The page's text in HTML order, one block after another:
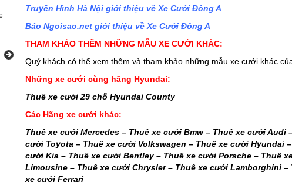
Truyền Hình Hà Nội giới thiệu về Xe Cưới Đông A
Báo Ngoisao.net giới thiệu về Xe Cưới Đông A
THAM KHẢO THÊM NHỮNG MẪU XE CƯỚI KHÁC:
Quý khách có thể xem thêm và tham khảo những mẫu xe cưới khác
Những xe cưới cùng hãng Hyundai:
Thuê xe cưới 29 chỗ Hyundai County
Các Hãng xe cưới khác:
Thuê xe cưới Mercedes – Thuê xe cưới Bmw– Thuê xe cưới Audi
cưới Toyota – Thuê xe cưới Volkswagen – Thuê xe cưới Hyundai –
cưới Kia – Thuê xe cưới Bentley– Thuê xe cưới Porsche – Thuê
Limousine – Thuê xe cưới Chrysler– Thuê xe cưới Lamborghini –
xe cưới Ferrari